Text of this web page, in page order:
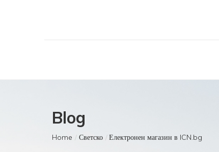
Blog
Home Светско Електронен магазин в ICN.bg